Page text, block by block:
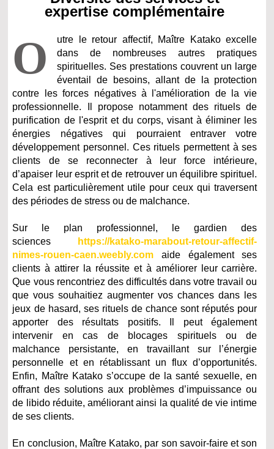
expertise complémentaire
O
utre le retour affectif, Maître Katako excelle
dans de nombreuses autres pratiques
spirituelles. Ses prestations couvrent un large
éventail de besoins, allant de la protection
contre les forces négatives à l'amélioration de la vie
professionnelle. Il propose notamment des rituels de
purification de l'esprit et du corps, visant à éliminer les
énergies négatives qui pourraient entraver votre
développement personnel. Ces rituels permettent à ses
clients de se reconnecter à leur force intérieure,
d’apaiser leur esprit et de retrouver un équilibre spirituel.
Cela est particulièrement utile pour ceux qui traversent
des périodes de stress ou de malchance.
Sur le plan professionnel, le gardien des
sciences
https://katako-marabout-retour-affectif-
nimes-rouen-caen.weebly.com aide également ses
clients à attirer la réussite et à améliorer leur carrière.
Que vous rencontriez des difficultés dans votre travail ou
que vous souhaitiez augmenter vos chances dans les
jeux de hasard, ses rituels de chance sont réputés pour
apporter des résultats positifs. Il peut également
intervenir en cas de blocages spirituels ou de
malchance persistante, en travaillant sur l’énergie
personnelle et en rétablissant un flux d’opportunités.
Enfin, Maître Katako s’occupe de la santé sexuelle, en
offrant des solutions aux problèmes d’impuissance ou
de libido réduite, améliorant ainsi la qualité de vie intime
de ses clients.
En conclusion, Maître Katako, par son savoir-faire et son